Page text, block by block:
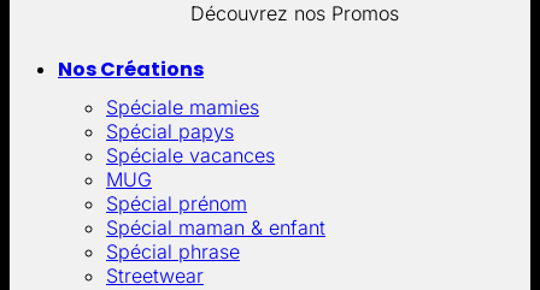
Découvrez nos Promos
Nos Créations
Spéciale mamies
Spécial papys
Spéciale vacances
MUG
Spécial prénom
Spécial maman & enfant
Spécial phrase
Streetwear